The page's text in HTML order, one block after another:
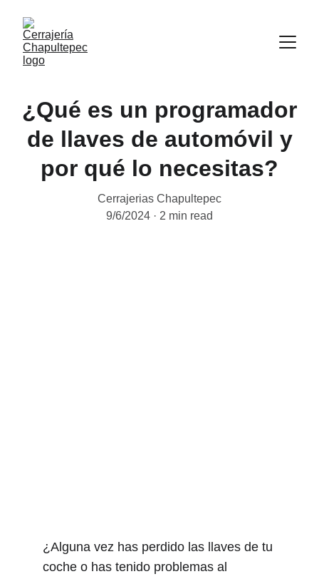
¿Qué es un programador
de llaves de automóvil y
por qué lo necesitas?
Cerrajerias Chapultepec
9/6/2024
2 min read
¿Alguna vez has perdido las llaves de tu
coche o has tenido problemas al